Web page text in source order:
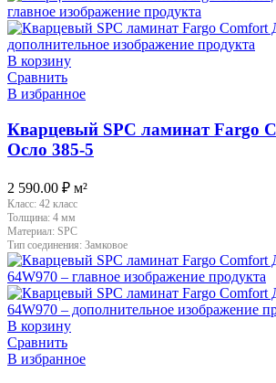
В корзину
Сравнить
В избранное
Кварцевый SPC ламинат Fargo
Осло 385-5
2 590.00 ₽ м²
Класс: 42 класс
Толщина: 4 мм
Материал: SPC
Тип соединения: Замковое
В корзину
Сравнить
В избранное